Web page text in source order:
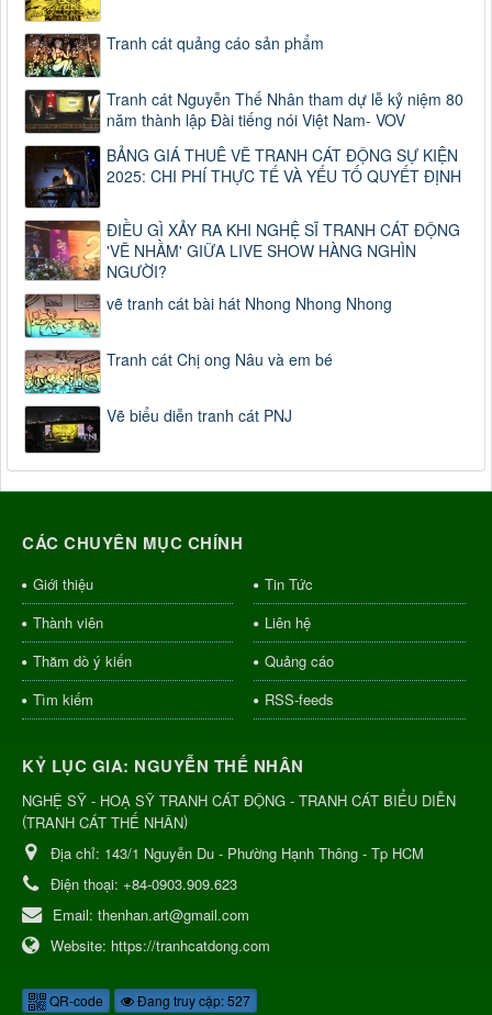
Tranh cát quảng cáo sản phẩm
Tranh cát Nguyễn Thế Nhân tham dự lễ kỷ niệm 80
năm thành lập Đài tiếng nói Việt Nam- VOV
BẢNG GIÁ THUÊ VẼ TRANH CÁT ĐỘNG SỰ KIỆN
2025: CHI PHÍ THỰC TẾ VÀ YẾU TỐ QUYẾT ĐỊNH
ĐIỀU GÌ XẢY RA KHI NGHỆ SĨ TRANH CÁT ĐỘNG
'VẼ NHẦM' GIỮA LIVE SHOW HÀNG NGHÌN
NGƯỜI?
vẽ tranh cát bài hát Nhong Nhong Nhong
Tranh cát Chị ong Nâu và em bé
Vẽ biểu diễn tranh cát PNJ
CÁC CHUYÊN MỤC CHÍNH
Giới thiệu
Tin Tức
Thành viên
Liên hệ
Thăm dò ý kiến
Quảng cáo
Tìm kiếm
RSS-feeds
KỶ LỤC GIA: NGUYỄN THẾ NHÂN
NGHỆ SỸ - HOẠ SỸ TRANH CÁT ĐỘNG - TRANH CÁT BIỂU DIỄN
(TRANH CÁT THẾ NHÂN)
Địa chỉ: 143/1 Nguyễn Du - Phường Hạnh Thông - Tp HCM
Điện thoại: +84-0903.909.623
Email: thenhan.art@gmail.com
Website: https://tranhcatdong.com
QR-code Đang truy cập: 527